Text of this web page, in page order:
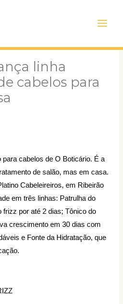
Menu
linha
cabelos para
para cabelos de O Boticário. É a
de salão, mas em casa.
Cabeleireiros, em Ribeirão
em três linhas: Patrulha do
frizz por até 2 dias; Tônico do
crescimento em 30 dias com
e Fonte da Hidratação, que